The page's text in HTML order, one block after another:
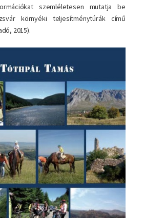
szemléletesen mutatja be
környéki teljesítménytúrák című
2015).